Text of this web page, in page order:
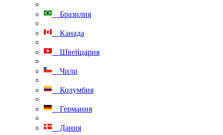
Бразилия
Канада
Швейцария
Чили
Колумбия
Германия
Дания